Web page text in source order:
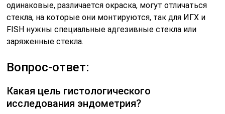
одинаковые, различается окраска, могут отличаться
стекла, на которые они монтируются, так для ИГХ и
FISH нужны специальные адгезивные стекла или
заряженные стекла.
Вопрос-ответ:
Какая цель гистологического
исследования эндометрия?